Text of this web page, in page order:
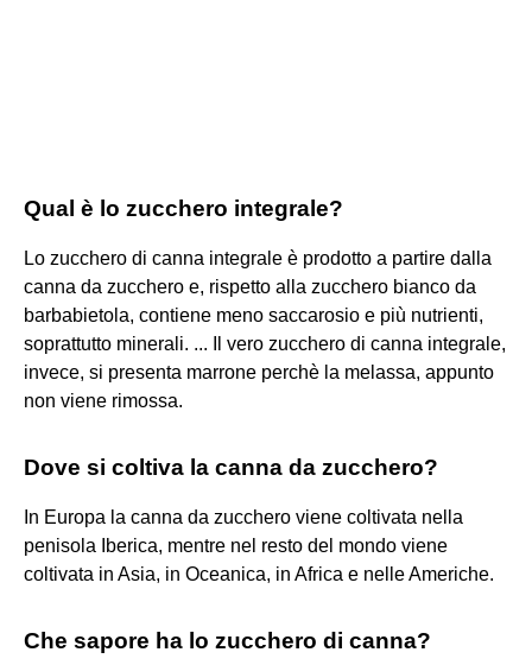
Qual è lo zucchero integrale?
Lo zucchero di canna integrale è prodotto a partire dalla
canna da zucchero e, rispetto alla zucchero bianco da
barbabietola, contiene meno saccarosio e più nutrienti,
soprattutto minerali. ... Il vero zucchero di canna integrale,
invece, si presenta marrone perchè la melassa, appunto
non viene rimossa.
Dove si coltiva la canna da zucchero?
In Europa la canna da zucchero viene coltivata nella
penisola Iberica, mentre nel resto del mondo viene
coltivata in Asia, in Oceanica, in Africa e nelle Americhe.
Che sapore ha lo zucchero di canna?